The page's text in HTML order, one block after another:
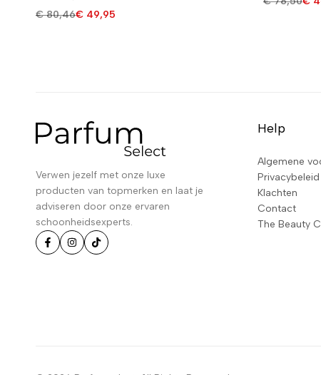
€80,46€ 49,95
Verwen jezelf met onze luxe
producten van topmerken en laat je
adviseren door onze ervaren
schoonheidsexperts.
Help
Algemene
Privacybeleid
Klachten
Contact
The Beauty